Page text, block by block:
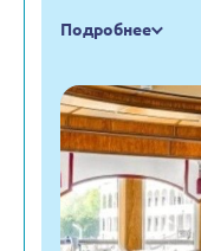
Подробнее